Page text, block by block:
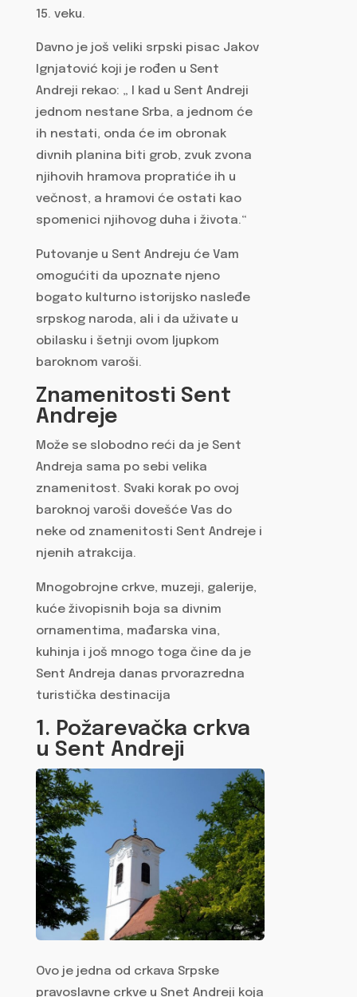
15. veku.
Davno je još veliki srpski pisac Jakov
Ignjatović koji je rođen u Sent
Andreji rekao: „ I kad u Sent Andreji
jednom nestane Srba, a jednom će
ih nestati, onda će im obronak
divnih planina biti grob, zvuk zvona
njihovih hramova propratiće ih u
večnost, a hramovi će ostati kao
spomenici njihovog duha i života.“
Putovanje u Sent Andreju će Vam
omogućiti da upoznate njeno
bogato kulturno istorijsko nasleđe
srpskog naroda, ali i da uživate u
obilasku i šetnji ovom ljupkom
baroknom varoši.
Znamenitosti Sent
Andreje
Može se slobodno reći da je Sent
Andreja sama po sebi velika
znamenitost. Svaki korak po ovoj
baroknoj varoši dovešće Vas do
neke od znamenitosti Sent Andreje i
njenih atrakcija.
Mnogobrojne crkve, muzeji, galerije,
kuće živopisnih boja sa divnim
ornamentima, mađarska vina,
kuhinja i još mnogo toga čine da je
Sent Andreja danas prvorazredna
turistička destinacija
1. Požarevačka crkva
u Sent Andreji
Ovo je jedna od crkava Srpske
pravoslavne crkve u Snet Andreji koja